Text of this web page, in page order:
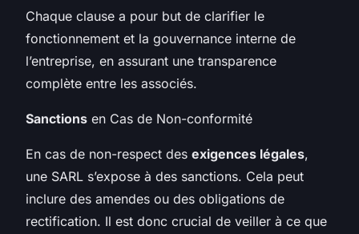
Chaque clause a pour but de clarifier le
fonctionnement et la gouvernance interne de
l’entreprise, en assurant une transparence
complète entre les associés.
Sanctions en Cas de Non-conformité
En cas de non-respect des exigences légales,
une SARL s’expose à des sanctions. Cela peut
inclure des amendes ou des obligations de
rectification. Il est donc crucial de veiller à ce que